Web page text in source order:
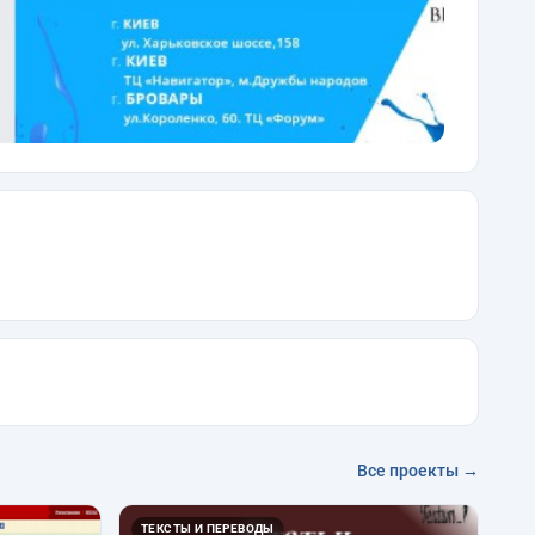
Все проекты →
ТЕКСТЫ И ПЕРЕВОДЫ